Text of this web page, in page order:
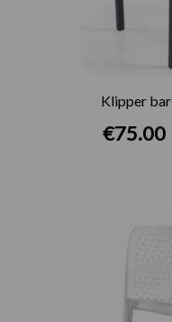
Klipper
€75.00